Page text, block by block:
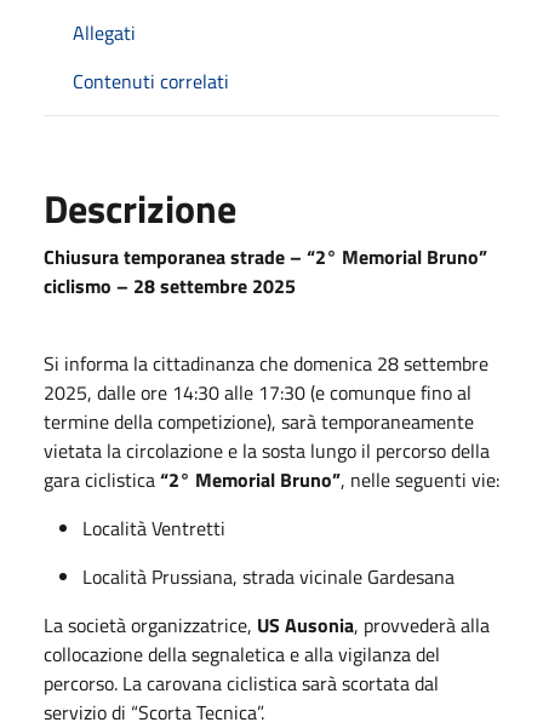
Allegati
Contenuti correlati
Descrizione
Chiusura temporanea strade – “2° Memorial Bruno”
ciclismo – 28 settembre 2025
Si informa la cittadinanza che domenica 28 settembre
2025, dalle ore 14:30 alle 17:30 (e comunque fino al
termine della competizione), sarà temporaneamente
vietata la circolazione e la sosta lungo il percorso della
gara ciclistica“2° Memorial Bruno”, nelle seguenti vie:
Località Ventretti
Località Prussiana, strada vicinale Gardesana
La società organizzatrice, US Ausonia, provvederà alla
collocazione della segnaletica e alla vigilanza del
percorso. La carovana ciclistica sarà scortata dal
servizio di “Scorta Tecnica”.